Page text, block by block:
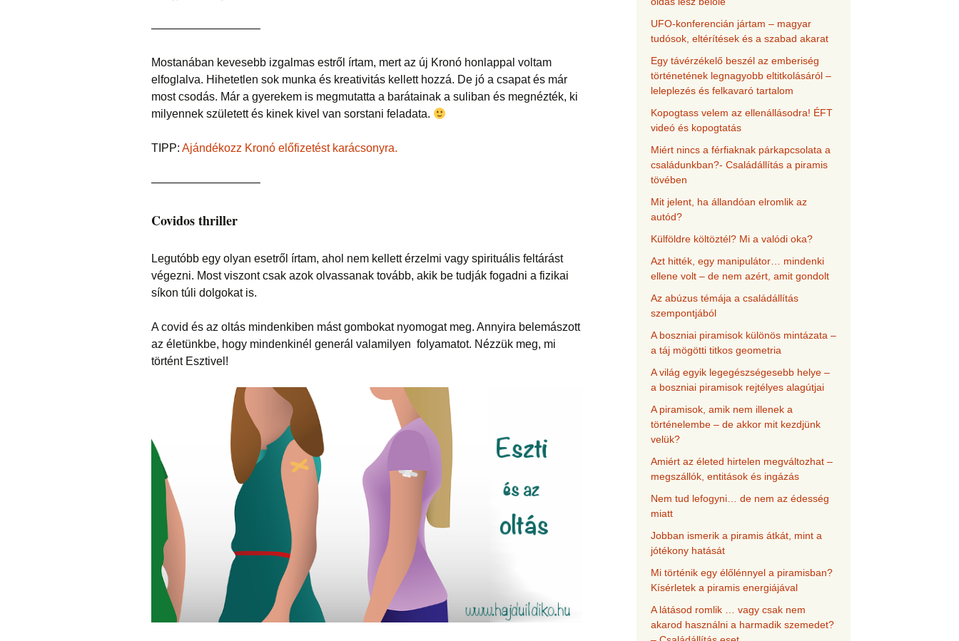
—————————–
Mostanában kevesebb izgalmas estről írtam, mert az új Kronó honlappal voltam
elfoglalva. Hihetetlen sok munka és kreativitás kellett hozzá. De jó a csapat és már
most csodás. Már a gyerekem is megmutatta a barátainak a suliban és megnézték, ki
milyennek született és kinek kivel van sorstani feladata.
TIPP: Ajándékozz Kronó előfizetést karácsonyra.
—————————–
Covidos thriller
Legutóbb egy olyan esetről írtam, ahol nem kellett érzelmi vagy spirituális feltárást
végezni. Most viszont csak azok olvassanak tovább, akik be tudják fogadni a fizikai
síkon túli dolgokat is.
A covid és az oltás mindenkiben mást gombokat nyomogat meg. Annyira belemászott
az életünkbe, hogy mindenkinél generál valamilyen folyamatot. Nézzük meg, mi
történt Esztivel!
UFO-konferencián jártam – magyar
tudósok, eltérítések és a szabad akarat
Egy távérzékelő beszél az emberiség
történetének legnagyobb eltitkolásáról –
leleplezés és felkavaró tartalom
Kopogtass velem az ellenállásodra! ÉFT
videó és kopogtatás
Miért nincs a férfiaknak párkapcsolata a
családunkban?- Családállítás a piramis
tövében
Mit jelent, ha állandóan elromlik az
autód?
Külföldre költöztél? Mi a valódi oka?
Azt hitték, egy manipulátor… mindenki
ellene volt – de nem azért, amit gondolt
Az abúzus témája a családállítás
szempontjából
A boszniai piramisok különös mintázata –
a táj mögötti titkos geometria
A világ egyik legegészségesebb helye –
a boszniai piramisok rejtélyes alagútjai
A piramisok, amik nem illenek a
történelembe – de akkor mit kezdjünk
velük?
Amiért az életed hirtelen megváltozhat –
megszállók, entitások és ingázás
Nem tud lefogyni… de nem az édesség
miatt
Jobban ismerik a piramis átkát, mint a
jótékony hatását
Mi történik egy élőlénnyel a piramisban?
Kísérletek a piramis energiájával
A látásod romlik … vagy csak nem
akarod használni a harmadik szemedet?